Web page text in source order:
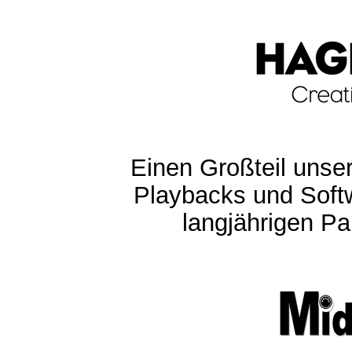
Einen Großteil
Playbacks und
langjährigen